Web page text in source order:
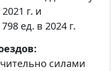
г. и
ед. в 2024 г.
силами